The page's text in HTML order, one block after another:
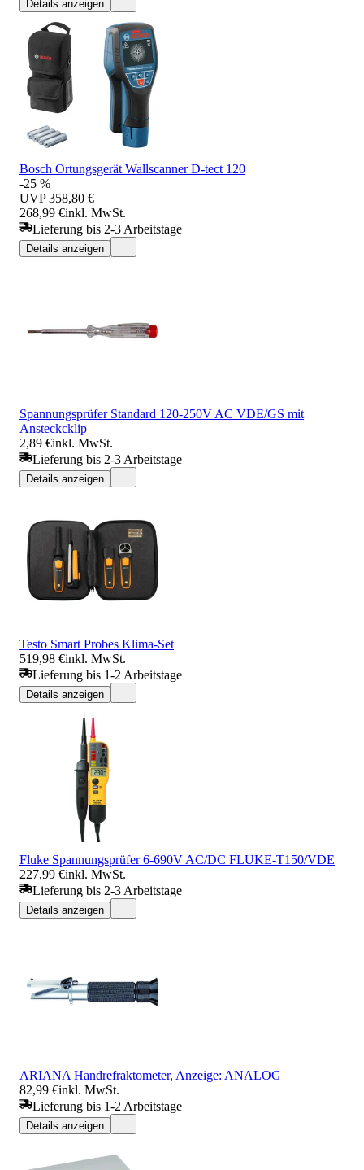
Details anzeigen
Bosch Ortungsgerät Wallscanner D-tect 120
-25 %
UVP 358,80 €
268,99 €inkl. MwSt.
Lieferung bis 2-3 Arbeitstage
Details anzeigen
Spannungsprüfer Standard 120-250V AC VDE/GS mit
Ansteckcklip
2,89 €inkl. MwSt.
Lieferung bis 2-3 Arbeitstage
Details anzeigen
Testo Smart Probes Klima-Set
519,98 €inkl. MwSt.
Lieferung bis 1-2 Arbeitstage
Details anzeigen
Fluke Spannungsprüfer 6-690V AC/DC FLUKE-T150/VDE
227,99 €inkl. MwSt.
Lieferung bis 2-3 Arbeitstage
Details anzeigen
ARIANA Handrefraktometer, Anzeige: ANALOG
82,99 €inkl. MwSt.
Lieferung bis 1-2 Arbeitstage
Details anzeigen